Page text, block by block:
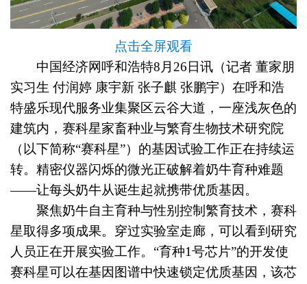
点击全屏观看
中国经济网呼和浩特8月26日讯（记者 董家朋
实习生 付润婷 康宇新 张子麒 张鹏宇）在呼和浩
特盛乐现代服务业集聚区云谷大道，一座浅灰色的
建筑内，赛科星家畜种业与繁育生物技术研究院
（以下简称“赛科星”）的基因试验工作正在持续运
转。精密仪器闪烁的微光正破解着奶牛育种难题
——让每头奶牛从诞生起就携带优质基因。
聚焦奶牛自主育种与性别控制繁育技术，赛科
星取得多项成果。穿过实验室走廊，可以看到研究
人员正在开展实验工作。“育种1号芯片”的开发使
赛科星可以在基因图谱中快速锁定优质基因，该芯